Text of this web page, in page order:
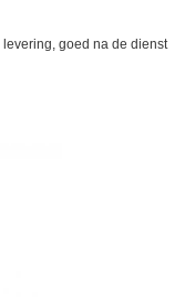
goed na de dienst